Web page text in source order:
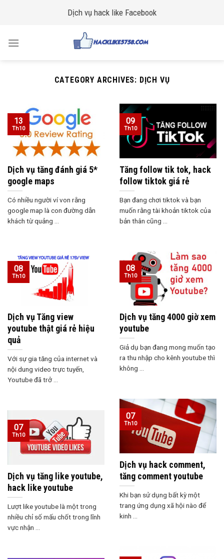
Dịch vụ hack like Facebook
CATEGORY ARCHIVES: DỊCH VỤ
Dịch vụ tăng đánh giá 5*
google maps
Có nhiều người ví von rằng
google map là con đường dẫn
khách từ quảng ...
13
Th10
Tăng follow tik tok, hack
follow tiktok giá rẻ
Bạn đang chơi tiktok và bạn
muốn rằng tài khoản tiktok của
bản thân cũng ...
09
Th10
Dịch vụ Tăng view
youtube thật giá rẻ hiệu
quả
Với sự gia tăng của internet và
nội dung video trực tuyến,
Youtube đã trở ...
08
Th10
Dịch vụ tăng 4000 giờ xem
youtube
Giả dụ bạn đang mong muốn tạo
ra thu nhập cho kênh youtube thì
không ...
08
Th10
Dịch vụ hack comment,
tăng comment youtube
Khi bạn sử dụng bất kỳ một
trang ứng dụng xã hội nào để
kinh ...
07
Th10
Dịch vụ tăng like youtube,
hack like youtube
Lượt like youtube là một trong
nhiều chỉ số mấu chốt trong lĩnh
vực nhận ...
07
Th10